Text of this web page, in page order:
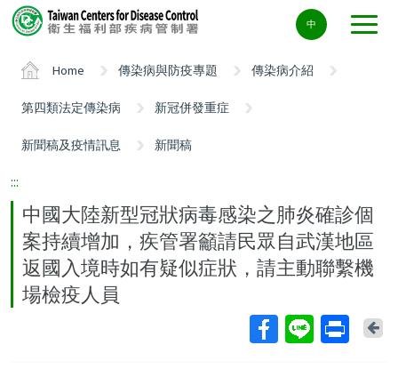
Center
block
中
Home 傳染病與防疫專題 傳染病介紹
第四類法定傳染病 新冠併發重症
新聞稿及疫情訊息 新聞稿
:::
中國大陸新型冠狀病毒感染之肺炎確診個
案持續增加，疾管署籲請民眾自武漢地區
返國入境時如有疑似症狀，請主動聯繫機
場檢疫人員